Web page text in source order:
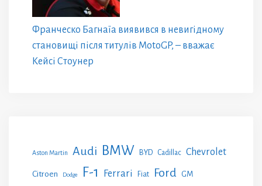
Франческо Багнаїа виявився в невигідному
становищі після титулів MotoGP, – вважає
Кейсі Стоунер
Aston Martin Audi BMW BYD Cadillac Chevrolet
Citroen Dodge F-1 Ferrari Fiat Ford GM